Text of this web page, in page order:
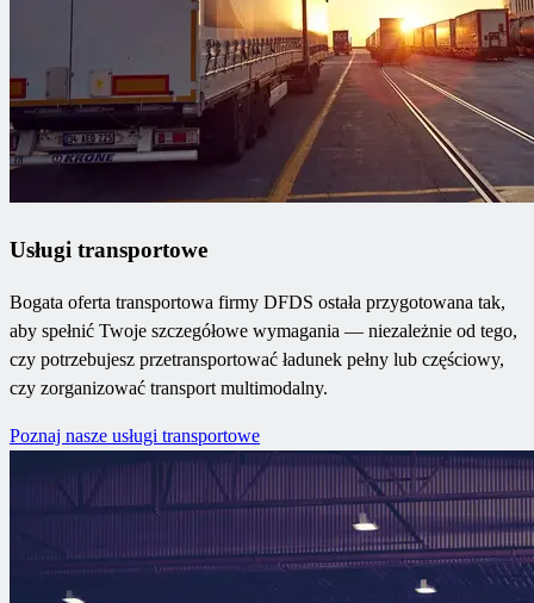
Usługi transportowe
Bogata oferta transportowa firmy DFDS ostała przygotowana tak,
aby spełnić Twoje szczegółowe wymagania — niezależnie od tego,
czy potrzebujesz przetransportować ładunek pełny lub częściowy,
czy zorganizować transport multimodalny.
Poznaj nasze usługi transportowe